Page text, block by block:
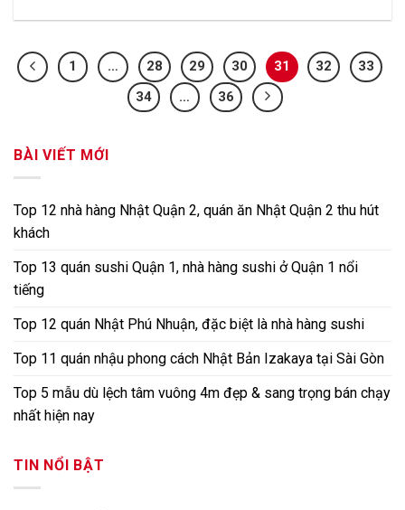
1 … 28 29 30 31 32
33
34
… 36
BÀI VIẾT MỚI
Top 12 nhà hàng Nhật Quận 2, quán ăn Nhật Quận 2 thu hút
khách
Top 13 quán sushi Quận 1, nhà hàng sushi ở Quận 1 nổi
tiếng
Top 12 quán Nhật Phú Nhuận, đặc biệt là nhà hàng sushi
Top 11 quán nhậu phong cách Nhật Bản Izakaya tại Sài Gòn
Top 5 mẫu dù lệch tâm vuông 4m đẹp & sang trọng bán chạy
nhất hiện nay
TIN NỔI BẬT